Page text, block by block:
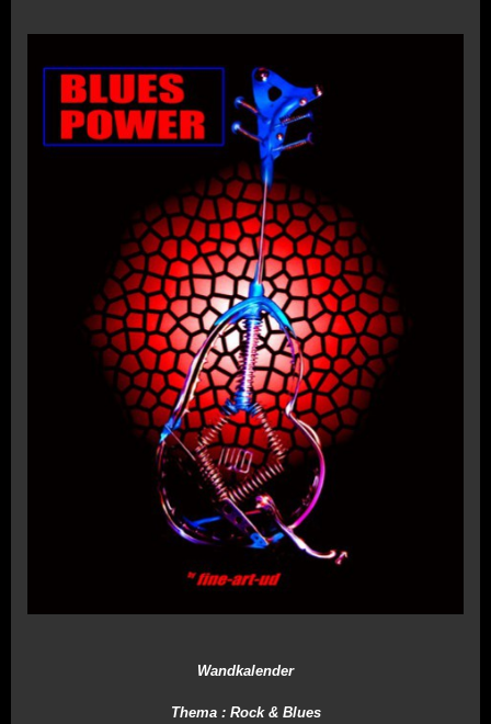
Klassische Motorräder als Kunstobjekte
- 05605-8064434 -
Wandkalender
Thema : Rock & Blues